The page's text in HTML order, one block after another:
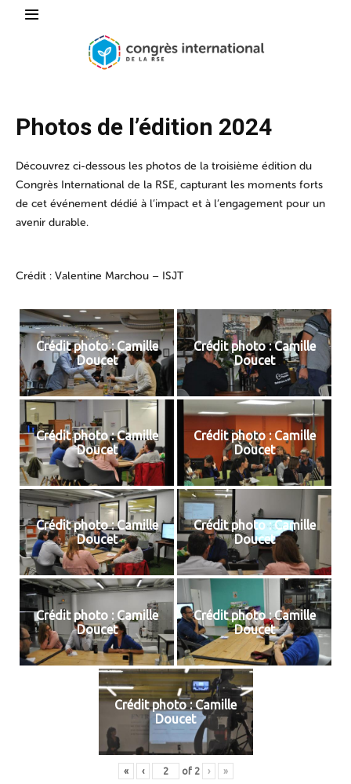
Photos de l’édition 2024
Découvrez ci-dessous les photos de la troisième édition du
Congrès International de la RSE, capturant les moments forts
de cet événement dédié à l’impact et à l’engagement pour un
avenir durable.
Crédit : Valentine Marchou – ISJT
Crédit photo : Camille
Doucet
Crédit photo : Camille
Doucet
Crédit photo : Camille
Doucet
Crédit photo : Camille
Doucet
Crédit photo : Camille
Doucet
Crédit photo : Camille
Doucet
Crédit photo : Camille
Doucet
Crédit photo : Camille
Doucet
Crédit photo : Camille
Doucet
« ‹ of 2 › »